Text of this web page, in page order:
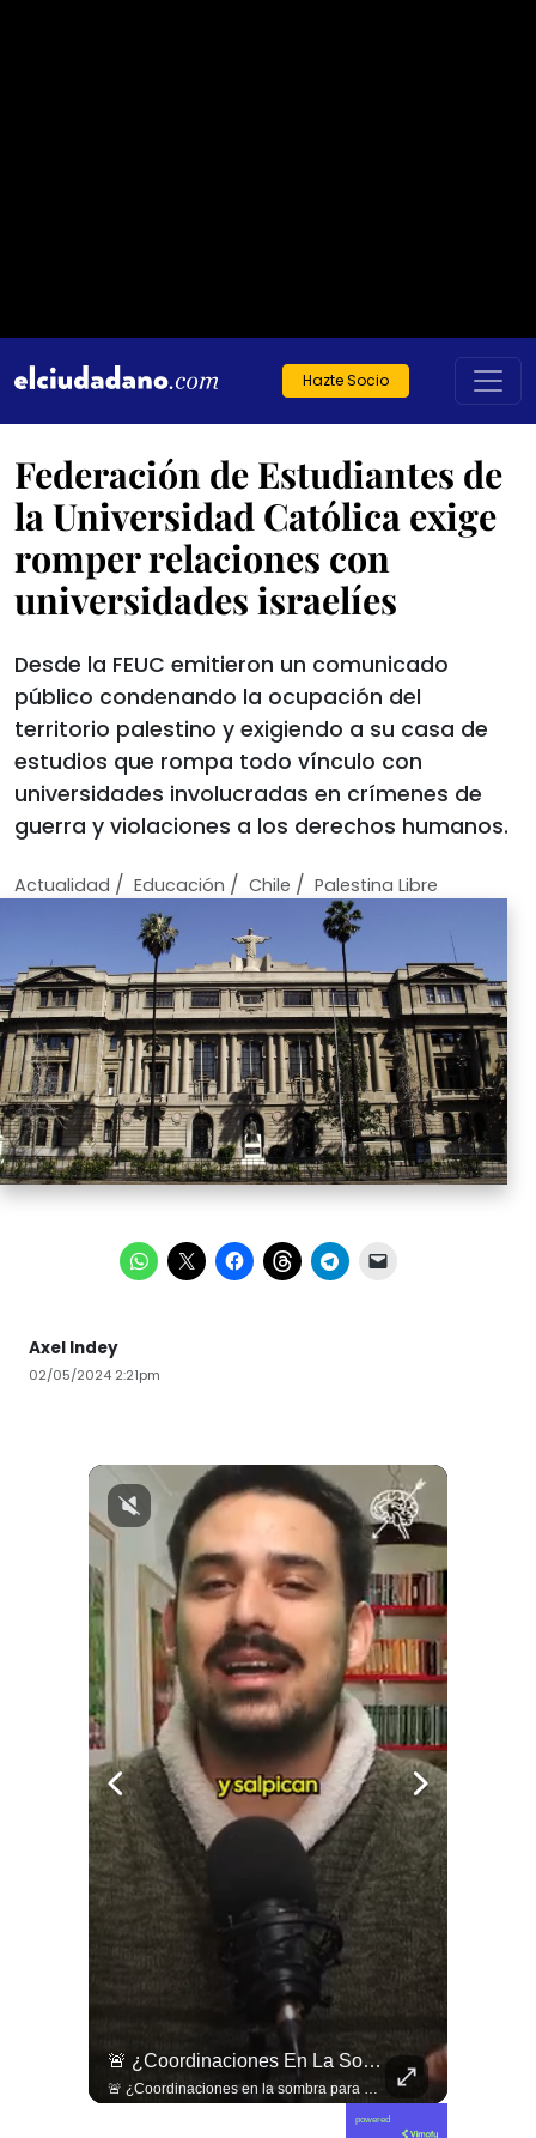
Hazte Socio
Federación de Estudiantes de
la Universidad Católica exige
romper relaciones con
universidades israelíes
Desde la FEUC emitieron un comunicado
público condenando la ocupación del
territorio palestino y exigiendo a su casa de
estudios que rompa todo vínculo con
universidades involucradas en crímenes de
guerra y violaciones a los derechos humanos.
Actualidad / Educación / Chile / Palestina Libre
Axel Indey
02/05/2024 2:21pm
🚨 ¿Coordinaciones En La Sombra Para Blindar Una Candidatura Presidencial?
🚨 ¿Coordinaciones en la sombra para blindar una candidatura presidencial? Nuevos chats salpican a Andrés Chadwick. 🇨🇱⚖️ Mensajes incautados por la Fiscalía revelan que el exministro operó junto a Luis Hermosilla para preparar a testigos clave en la causa por coimas de LAN en 2009. Las conversaciones desmienten la versión de Chadwick sobre haberse enterado del caso por la prensa, exponiendo una estrategia judicial y comunicacional para evitar que el escándalo de información privilegiada y pagos indebidos afectara la carrera de Sebastián Piñera a La Moneda. 📲💣 🎥 Revisa el desglose completo de los chats y los detalles del reportaje en elciudadano.com 🔗 (Link en la biografía). ¿Qué impacto crees que tienen estas revelaciones en la trastienda del poder político? Te leemos en los comentarios. 💬👇🏼
powered